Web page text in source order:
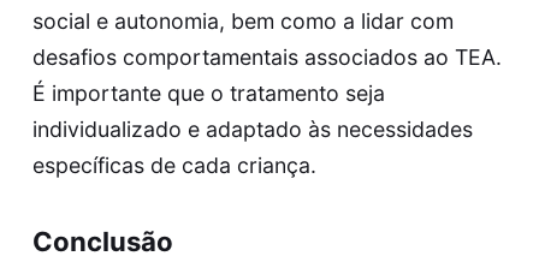
social e autonomia, bem como a lidar com
desafios comportamentais associados ao TEA.
É importante que o tratamento seja
individualizado e adaptado às necessidades
específicas de cada criança.
Conclusão